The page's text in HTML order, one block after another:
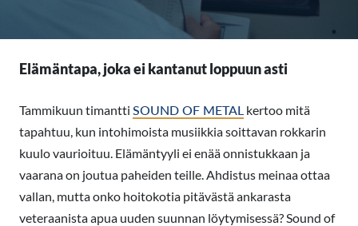
Elämäntapa, joka ei kantanut loppuun asti
Tammikuun timantti SOUND OF METAL kertoo mitä
tapahtuu, kun intohimoista musiikkia soittavan rokkarin
kuulo vaurioituu. Elämäntyyli ei enää onnistukkaan ja
vaarana on joutua paheiden teille. Ahdistus meinaa ottaa
vallan, mutta onko hoitokotia pitävästä ankarasta
veteraanista apua uuden suunnan löytymisessä? Sound of